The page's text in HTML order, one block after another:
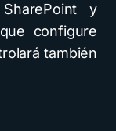
y
configure
también